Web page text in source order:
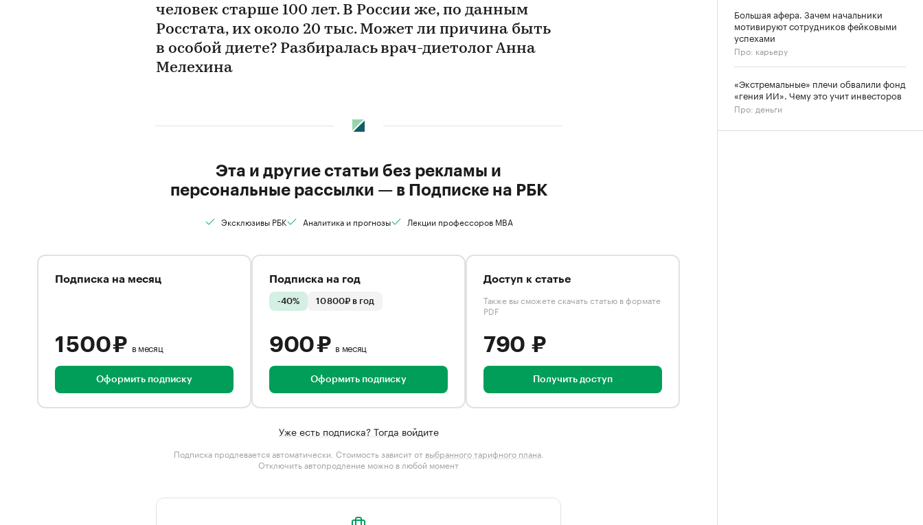
человек старше 100 лет. В России же, по данным
Росстата, их около 20 тыс. Может ли причина быть
в особой диете? Разбиралась врач-диетолог Анна
Мелехина
Эта и другие статьи без рекламы и
персональные рассылки — в Подписке на РБК
Эксклюзивы РБК Аналитика и прогнозы Лекции профессоров MBA
Подписка на месяц
1 500 ₽ в месяц
Оформить подписку
Подписка на год
-40% 10 800₽ в год
900 ₽ в месяц
Оформить подписку
Доступ к статье
Также вы сможете скачать статью в формате
PDF
790 ₽
Получить доступ
Уже есть подписка? Тогда войдите
Подписка продлевается автоматически. Стоимость зависит от выбранного тарифного плана.
Отключить автопродление можно в любой момент
Большая афера. Зачем начальники
мотивируют сотрудников фейковыми
успехами
Про: карьеру
«Экстремальные» плечи обвалили фонд
«гения ИИ». Чему это учит инвесторов
Про: деньги